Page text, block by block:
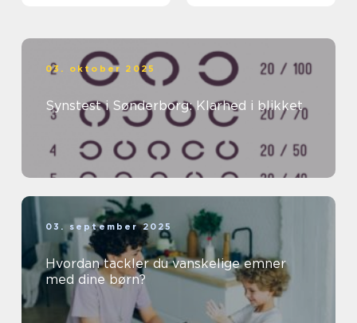
03. oktober 2025
Synstest i Sønderborg: Klarhed i blikket
03. september 2025
Hvordan tackler du vanskelige emner
med dine børn?